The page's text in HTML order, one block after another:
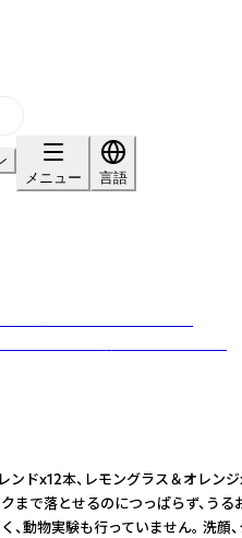
メニュー
言語
本、レモングラス＆オ
るのにつっぱらず、う
実験も行っていません